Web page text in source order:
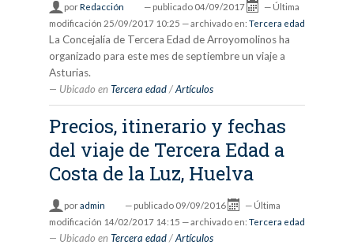
porRedacción — publicado 04/09/2017 — Última
modificación 25/09/2017 10:25 — archivado en: Tercera edad
La Concejalía de Tercera Edad de Arroyomolinos ha
organizado para este mes de septiembre un viaje a
Asturias.
Ubicado en Tercera edad /Artículos
Precios, itinerario y fechas
del viaje de Tercera Edad a
Costa de la Luz, Huelva
poradmin — publicado 09/09/2016 — Última
modificación 14/02/2017 14:15 — archivado en: Tercera edad
Ubicado en Tercera edad /Artículos